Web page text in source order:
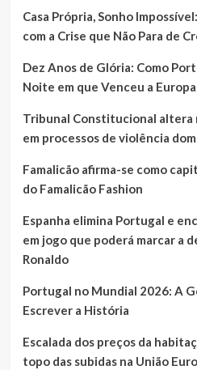
Casa Própria, Sonho
com a Crise que Não Para de
Dez Anos de Glória: Como
Noite em que Venceu a Europa
Tribunal Constitucional altera
em processos de violência
Famalicão afirma-se como
do Famalicão Fashion
Espanha elimina Portugal e
em jogo que poderá marcar a
Ronaldo
Portugal no Mundial 2026: A
Escrever a História
Escalada dos preços da
topo das subidas na União